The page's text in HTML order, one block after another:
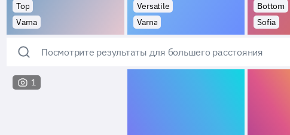
Top
Varna
Versatile
Varna
Bottom
Sofia
Посмотрите результаты для большего расстояния
1